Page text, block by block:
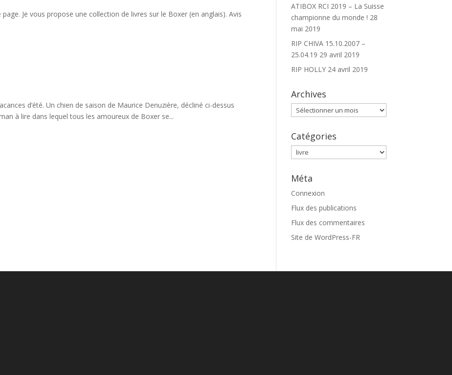
Je vous propose une collection de livres sur le Boxer (en anglais). Avis
d’été. Un chien de saison de Maurice Denuzière, décliné ci-dessus
à lire dans lequel tous les amoureux de Boxer se...
ATIBOX RCI 2019 – La Suisse
championne du monde ! 28
mai 2019
RIP CHIVA 15.10.2007 –
25.04.19 29 avril 2019
RIP HOLLY 24 avril 2019
Archives
Archives
Catégories
Catégories
Méta
Connexion
Flux des publications
Flux des commentaires
Site de WordPress-FR